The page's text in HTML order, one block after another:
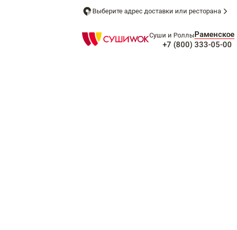
Выберите адрес доставки или ресторана
Суши и РоллыРаменское
+7 (800) 333-05-00